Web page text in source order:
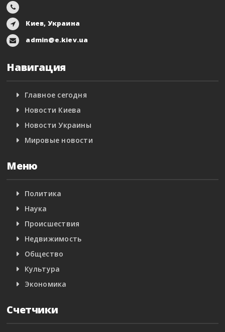
Киев, Украина
admin@e.kiev.ua
Навигация
Главное сегодня
Новости Киева
Новости Украины
Мировые новости
Меню
Политика
Наука
Происшествия
Недвижимость
Общество
Культура
Экономика
Счетчики